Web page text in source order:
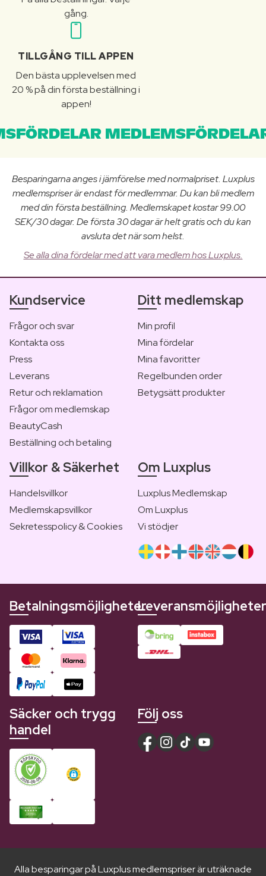
gång.
TILLGÅNG TILL APPEN
Den bästa upplevelsen med
20 % på din första beställning i
appen!
Besparingarna anges i jämförelse med normalpriset. Luxplus
medlemspriser är endast för medlemmar. Du kan bli medlem
med din första beställning. Medlemskapet kostar 99.00
SEK/30 dagar. De första 30 dagar är helt gratis och du kan
avsluta det när som helst.
Se alla dina fördelar med att vara medlem hos Luxplus.
Kundservice
Frågor och svar
Kontakta oss
Press
Leverans
Retur och reklamation
Frågor om medlemskap
BeautyCash
Beställning och betaling
Ditt medlemskap
Min profil
Mina fördelar
Mina favoritter
Regelbunden order
Betygsätt produkter
Villkor & Säkerhet
Handelsvillkor
Medlemskapsvillkor
Sekretesspolicy & Cookies
Om Luxplus
Luxplus Medlemskap
Om Luxplus
Vi stödjer
BetalningsmöjligheterLeveransmöjligheter
Säcker och trygg
handel
Följ oss
Alla besparingar på Luxplus medlemspriser är uträknade